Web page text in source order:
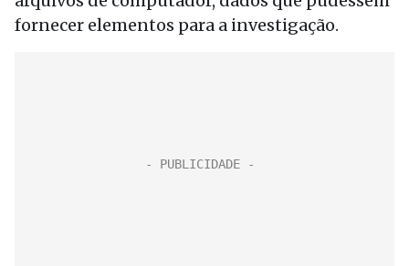
fornecer elementos para a investigação.